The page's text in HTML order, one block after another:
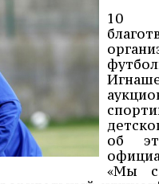
10
об
«Мы с